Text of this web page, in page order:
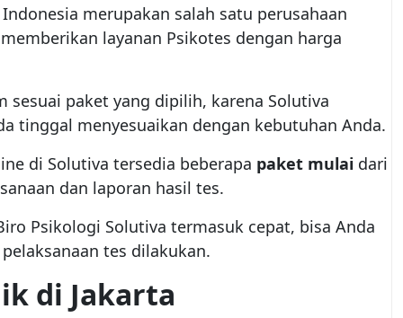
merupakan salah satu perusahaan
layanan Psikotes dengan harga
sesuai paket yang dipilih, karena Solutiva
tinggal menyesuaikan dengan kebutuhan Anda.
di Solutiva tersedia beberapa paket mulaidari
dan laporan hasil tes.
Psikologi Solutiva termasuk cepat, bisa Anda
tes dilakukan.
di Jakarta